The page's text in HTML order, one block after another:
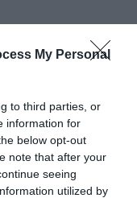
My Personal
to third parties, or
information for
below opt-out
note that after your
seeing
utilized by
López y
producen nuevos